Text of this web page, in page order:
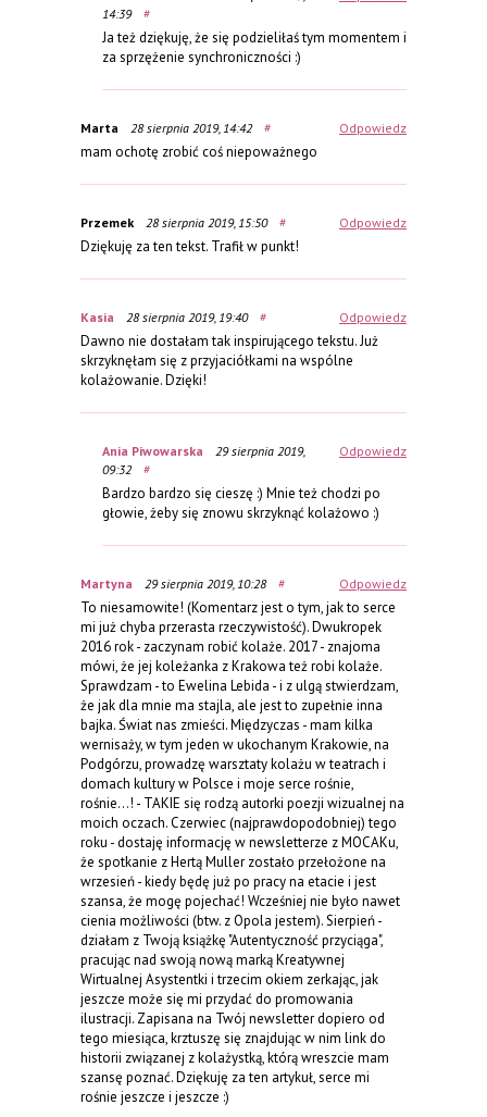
14:39
#
Ja też dziękuję, że się podzieliłaś tym momentem i
za sprzężenie synchroniczności :)
Odpowiedz
Marta 28 sierpnia 2019, 14:42 #
mam ochotę zrobić coś niepoważnego
Odpowiedz
Przemek 28 sierpnia 2019, 15:50 #
Dziękuję za ten tekst. Trafił w punkt!
Odpowiedz
Kasia 28 sierpnia 2019, 19:40 #
Dawno nie dostałam tak inspirującego tekstu. Już
skrzyknęłam się z przyjaciółkami na wspólne
kolażowanie. Dzięki!
Odpowiedz
Ania Piwowarska
29 sierpnia 2019,
09:32
#
Bardzo bardzo się cieszę :) Mnie też chodzi po
głowie, żeby się znowu skrzyknąć kolażowo :)
Odpowiedz
Martyna 29 sierpnia 2019, 10:28 #
To niesamowite! (Komentarz jest o tym, jak to serce
mi już chyba przerasta rzeczywistość). Dwukropek
2016 rok - zaczynam robić kolaże. 2017 - znajoma
mówi, że jej koleżanka z Krakowa też robi kolaże.
Sprawdzam - to Ewelina Lebida - i z ulgą stwierdzam,
że jak dla mnie ma stajla, ale jest to zupełnie inna
bajka. Świat nas zmieści. Międzyczas - mam kilka
wernisaży, w tym jeden w ukochanym Krakowie, na
Podgórzu, prowadzę warsztaty kolażu w teatrach i
domach kultury w Polsce i moje serce rośnie,
rośnie...! - TAKIE się rodzą autorki poezji wizualnej na
moich oczach. Czerwiec (najprawdopodobniej) tego
roku - dostaję informację w newsletterze z MOCAKu,
że spotkanie z Hertą Muller zostało przełożone na
wrzesień - kiedy będę już po pracy na etacie i jest
szansa, że mogę pojechać! Wcześniej nie było nawet
cienia możliwości (btw. z Opola jestem). Sierpień -
działam z Twoją książkę "Autentyczność przyciąga",
pracując nad swoją nową marką Kreatywnej
Wirtualnej Asystentki i trzecim okiem zerkając, jak
jeszcze może się mi przydać do promowania
ilustracji. Zapisana na Twój newsletter dopiero od
tego miesiąca, krztuszę się znajdując w nim link do
historii związanej z kolażystką, którą wreszcie mam
szansę poznać. Dziękuję za ten artykuł, serce mi
rośnie jeszcze i jeszcze :)